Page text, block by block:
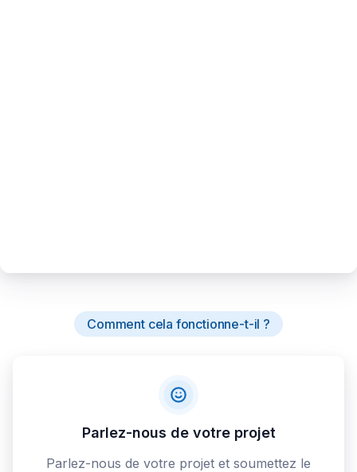
Comment cela fonctionne-t-il ?
Parlez-nous de votre projet
Parlez-nous de votre projet et soumettez le